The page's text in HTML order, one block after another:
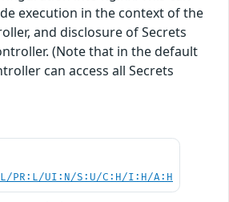
execution in the context of the
and disclosure of Secrets
(Note that in the default
can access all Secrets
PR:L/UI:N/S:U/C:H/I:H/A:H